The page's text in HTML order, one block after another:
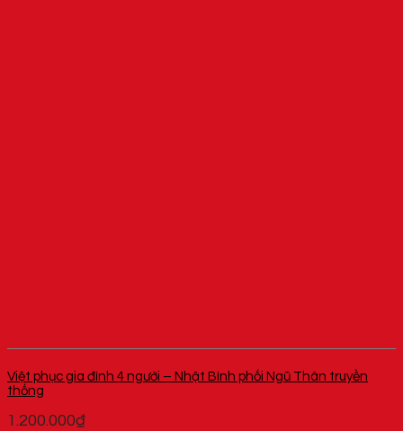
Việt phục gia đình 4 người – Nhật Bình phối Ngũ Thân truyền
thống
1.200.000₫